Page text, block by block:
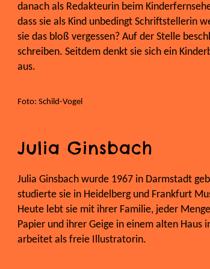
danach als Redakteurin beim
dass sie als Kind unbedingt Schriftstellerin
sie das bloß vergessen? Auf der Stelle
schreiben. Seitdem denkt sie sich ein
aus.
Foto: Schild-Vogel
Julia Ginsbach
Julia Ginsbach wurde 1967 in Darmstadt
studierte sie in Heidelberg und Frankfurt
Heute lebt sie mit ihrer Familie, jeder
Papier und ihrer Geige in einem alten Haus
arbeitet als freie Illustratorin.